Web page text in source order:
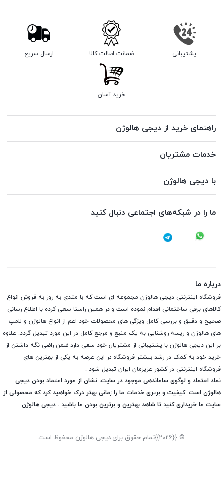
پشتیبانی ضمانت اصالت کالا ارسال سریع
خرید آسان
راهنمای خرید از دیجی هالوژن
خدمات مشتریان
با دیجی هالوژن
ما را در شبکه‌های اجتماعی دنبال کنید
درباره ما
فروشگاه اینترنتی دیجی هالوژن مجموعه ای است که با متدی به روز به فروش انواع
کالاهای برقی ساختمانی اقدام نموده است و در همین راستا سعی کرده با اطلاع رسانی
صحیح و دقیق و بررسی کامل ویژگی های محصولات خود اعم از انواع هالوژن و لامپ
های هالوژن و ریسه روشنایی به یک منبع و مرجع کامل در این مورد تبدیل گردد. علاوه
بر این دیجی هالوژن با پشتیبانی از مشتریان خود سعی دارد ضمن راضی نگه داشتن از
خرید خود به کمک در رشد بیشتر فروشگاه در این عرصه به یکی از بهترین های
فروشگاه اینترنتی در کشور عزیزمان ایران تبدیل شود .
نماد اعتماد و لوگوی ساماندهی موجود در سایت، نشان از مورد اعتماد بودن دیجی
هالوژن است. کیفیت و برتری خدمات ما را زمانی بهتر درک خواهید کرد که محصولی از
سایت ما خریداری کنید تا شاهد بهترین و برترین بودن ما باشید . دیجی هالوژن
© {{2026}}تمام حقوق برای دیجی هالوژن محفوظ است